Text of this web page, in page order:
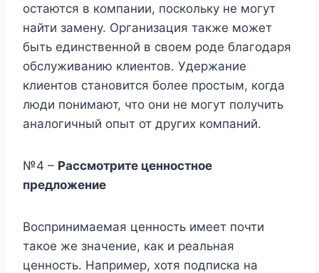
остаются в компании, поскольку не могут
найти замену. Организация также может
быть единственной в своем роде благодаря
обслуживанию клиентов. Удержание
клиентов становится более простым, когда
люди понимают, что они не могут получить
аналогичный опыт от других компаний.
№4 – Рассмотрите ценностное
предложение
Воспринимаемая ценность имеет почти
такое же значение, как и реальная
ценность. Например, хотя подписка на